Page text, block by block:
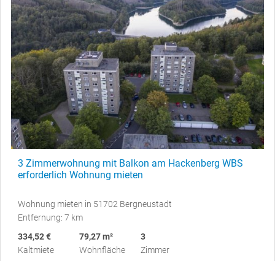
3 Zimmerwohnung mit Balkon am Hackenberg WBS
erforderlich Wohnung mieten
Wohnung mieten in 51702 Bergneustadt
Entfernung: 7 km
334,52 €
Kaltmiete
79,27 m²
Wohnfläche
3
Zimmer